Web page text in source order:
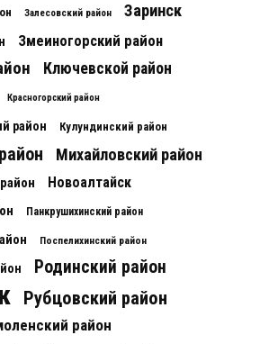
Залесовский район Заринск
Змеиногорский район
Ключевской район
Красногорский район
район Кулундинский район
Михайловский район
Новоалтайск
Панкрушихинский район
Поспелихинский район
Родинский район
Рубцовский район
район